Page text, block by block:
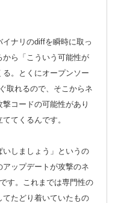
ナリのdiffを瞬時に取っ
ら「こういう可能性が
。とくにオープンソー
取れるので、そこからネ
コードの可能性があり
てくるんです。
いしましょう」というの
ップデートが攻撃のネ
す。これまでは専門性の
たどり着いていたもの